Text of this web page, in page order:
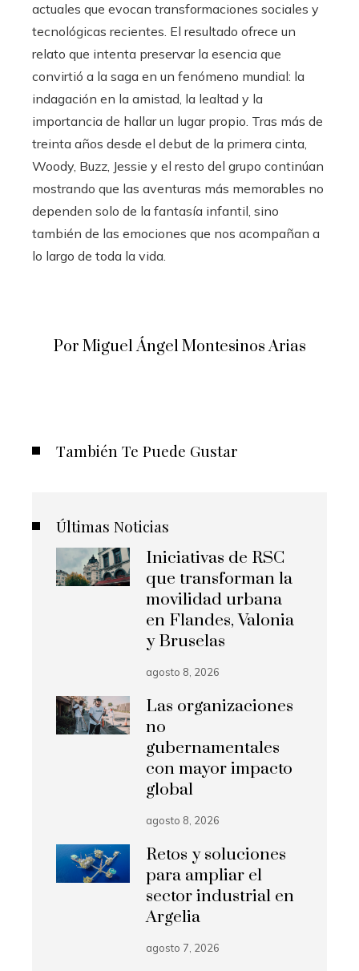
actuales que evocan transformaciones sociales y
tecnológicas recientes. El resultado ofrece un
relato que intenta preservar la esencia que
convirtió a la saga en un fenómeno mundial: la
indagación en la amistad, la lealtad y la
importancia de hallar un lugar propio. Tras más de
treinta años desde el debut de la primera cinta,
Woody, Buzz, Jessie y el resto del grupo continúan
mostrando que las aventuras más memorables no
dependen solo de la fantasía infantil, sino
también de las emociones que nos acompañan a
lo largo de toda la vida.
Por Miguel Ángel Montesinos Arias
También Te Puede Gustar
Últimas Noticias
Iniciativas de RSC
que transforman la
movilidad urbana
en Flandes, Valonia
y Bruselas
agosto 8, 2026
Las organizaciones
no
gubernamentales
con mayor impacto
global
agosto 8, 2026
Retos y soluciones
para ampliar el
sector industrial en
Argelia
agosto 7, 2026